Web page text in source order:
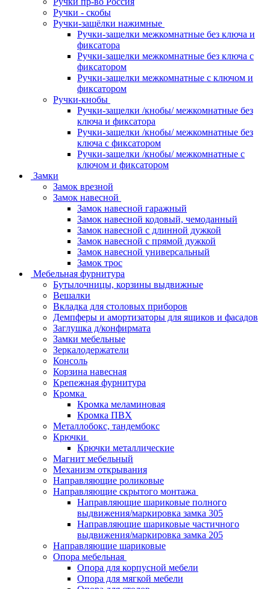
Ручки - скобы
Ручки-защёлки нажимные
Ручки-защелки межкомнатные без ключа и
фиксатора
Ручки-защелки межкомнатные без ключа с
фиксатором
Ручки-защелки межкомнатные с ключом и
фиксатором
Ручки-кнобы
Ручки-защелки /кнобы/ межкомнатные без
ключа и фиксатора
Ручки-защелки /кнобы/ межкомнатные без
ключа с фиксатором
Ручки-защелки /кнобы/ межкомнатные с
ключом и фиксатором
Замки
Замок врезной
Замок навесной
Замок навесной гаражный
Замок навесной кодовый, чемоданный
Замок навесной с длинной дужкой
Замок навесной с прямой дужкой
Замок навесной универсальный
Замок трос
Мебельная фурнитура
Бутылочницы, корзины выдвижные
Вешалки
Вкладка для столовых приборов
Демпферы и амортизаторы для ящиков и фасадов
Заглушка д/конфирмата
Замки мебельные
Зеркалодержатели
Консоль
Корзина навесная
Крепежная фурнитура
Кромка
Кромка меламиновая
Кромка ПВХ
Металлобокс, тандембокс
Крючки
Крючки металлические
Магнит мебельный
Механизм открывания
Направляющие роликовые
Направляющие скрытого монтажа
Направляющие шариковые полного
выдвижения/маркировка замка 305
Направляющие шариковые частичного
выдвижения/маркировка замка 205
Направляющие шариковые
Опора мебельная
Опора для корпусной мебели
Опора для мягкой мебели